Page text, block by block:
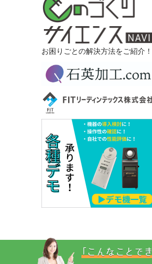
お困りごとの解決方法をご紹介！